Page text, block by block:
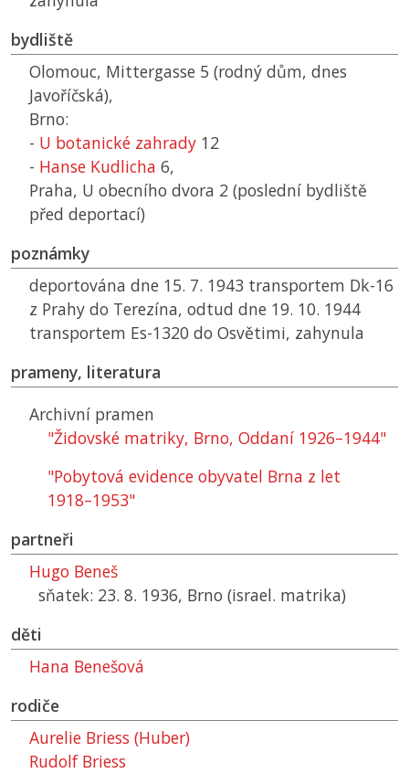
bydliště
Olomouc, Mittergasse 5 (rodný dům, dnes
Javoříčská),
Brno:
- U botanické zahrady 12
- Hanse Kudlicha 6,
Praha, U obecního dvora 2 (poslední bydliště
před deportací)
poznámky
deportována dne 15. 7. 1943 transportem Dk-16
z Prahy do Terezína, odtud dne 19. 10. 1944
transportem Es-1320 do Osvětimi, zahynula
prameny, literatura
Archivní pramen
"Židovské matriky, Brno, Oddaní 1926–1944"
"Pobytová evidence obyvatel Brna z let
1918–⁠1953"
partneři
Hugo Beneš
sňatek: 23. 8. 1936, Brno (israel. matrika)
děti
Hana Benešová
rodiče
Aurelie Briess (Huber)
Rudolf Briess